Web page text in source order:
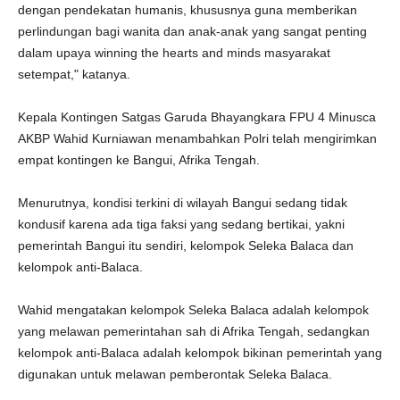
dengan pendekatan humanis, khususnya guna memberikan
perlindungan bagi wanita dan anak-anak yang sangat penting
dalam upaya winning the hearts and minds masyarakat
setempat," katanya.
Kepala Kontingen Satgas Garuda Bhayangkara FPU 4 Minusca
AKBP Wahid Kurniawan menambahkan Polri telah mengirimkan
empat kontingen ke Bangui, Afrika Tengah.
Menurutnya, kondisi terkini di wilayah Bangui sedang tidak
kondusif karena ada tiga faksi yang sedang bertikai, yakni
pemerintah Bangui itu sendiri, kelompok Seleka Balaca dan
kelompok anti-Balaca.
Wahid mengatakan kelompok Seleka Balaca adalah kelompok
yang melawan pemerintahan sah di Afrika Tengah, sedangkan
kelompok anti-Balaca adalah kelompok bikinan pemerintah yang
digunakan untuk melawan pemberontak Seleka Balaca.